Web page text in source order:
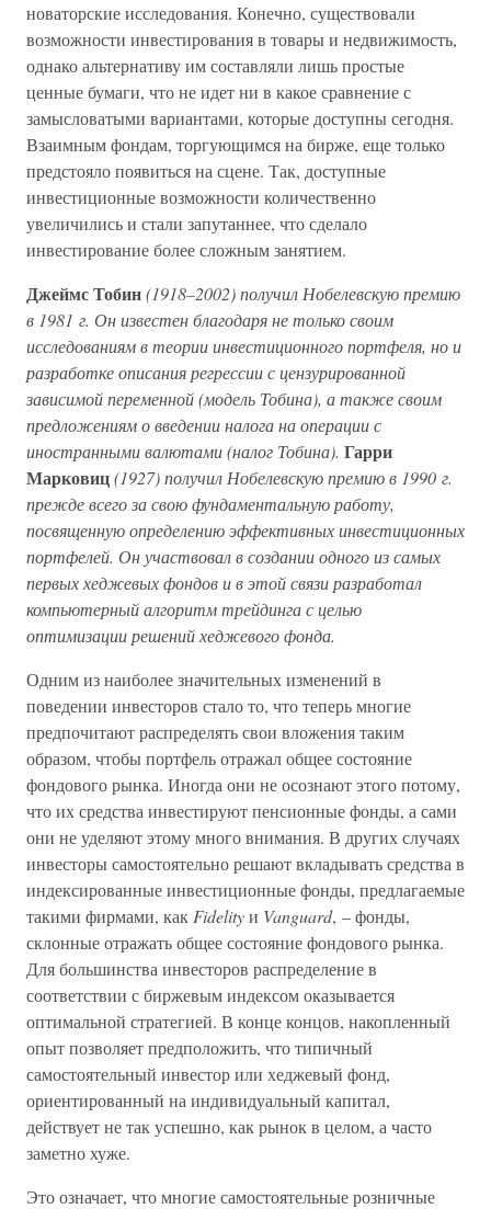
новаторские исследования. Конечно, существовали
возможности инвестирования в товары и недвижимость,
однако альтернативу им составляли лишь простые
ценные бумаги, что не идет ни в какое сравнение с
замысловатыми вариантами, которые доступны сегодня.
Взаимным фондам, торгующимся на бирже, еще только
предстояло появиться на сцене. Так, доступные
инвестиционные возможности количественно
увеличились и стали запутаннее, что сделало
инвестирование более сложным занятием.
Джеймс Тобин(1918–2002) получил Нобелевскую премию
в 1981 г. Он известен благодаря не только своим
исследованиям в теории инвестиционного портфеля, но и
разработке описания регрессии с цензурированной
зависимой переменной (модель Тобина), а также своим
предложениям о введении налога на операции с
иностранными валютами (налог Тобина). Гарри
Марковиц(1927) получил Нобелевскую премию в 1990 г.
прежде всего за свою фундаментальную работу,
посвященную определению эффективных инвестиционных
портфелей. Он участвовал в создании одного из самых
первых хеджевых фондов и в этой связи разработал
компьютерный алгоритм трейдинга с целью
оптимизации решений хеджевого фонда.
Одним из наиболее значительных изменений в
поведении инвесторов стало то, что теперь многие
предпочитают распределять свои вложения таким
образом, чтобы портфель отражал общее состояние
фондового рынка. Иногда они не осознают этого потому,
что их средства инвестируют пенсионные фонды, а сами
они не уделяют этому много внимания. В других случаях
инвесторы самостоятельно решают вкладывать средства в
индексированные инвестиционные фонды, предлагаемые
такими фирмами, как Fidelityи Vanguard, – фонды,
склонные отражать общее состояние фондового рынка.
Для большинства инвесторов распределение в
соответствии с биржевым индексом оказывается
оптимальной стратегией. В конце концов, накопленный
опыт позволяет предположить, что типичный
самостоятельный инвестор или хеджевый фонд,
ориентированный на индивидуальный капитал,
действует не так успешно, как рынок в целом, а часто
заметно хуже.
Это означает, что многие самостоятельные розничные